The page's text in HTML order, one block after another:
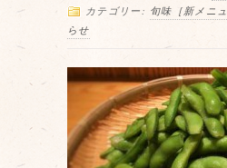
カテゴリー: 旬味［新メニュ
らせ